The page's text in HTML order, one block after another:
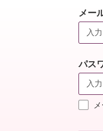
メー
パス